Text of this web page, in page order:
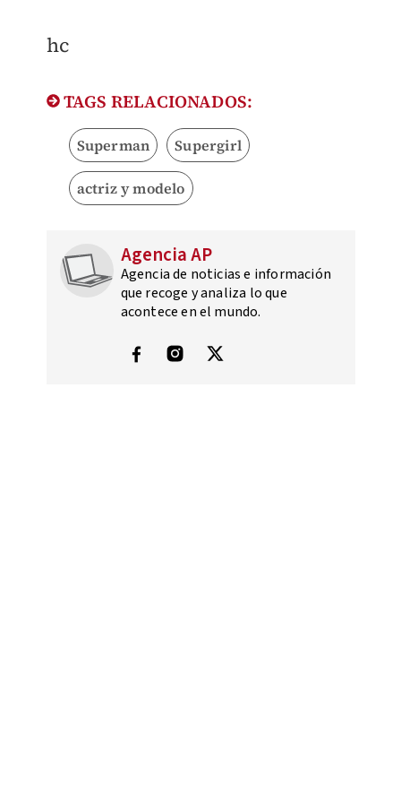
hc
TAGS RELACIONADOS:
Superman Supergirl
actriz y modelo
Agencia AP
Agencia de noticias e información
que recoge y analiza lo que
acontece en el mundo.